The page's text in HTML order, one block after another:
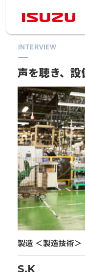
INTERVIEW
声を聴き、設
製造 ＜製造技術＞
S.K